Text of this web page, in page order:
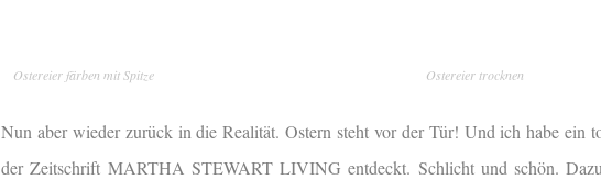
Ostereier färben mit Spitze Ostereier trocknen
Nun aber wieder zurück in die Realität. Ostern steht vor der Tür! Und ich habe ein
der Zeitschrift MARTHA STEWART LIVING entdeckt. Schlicht und schön.